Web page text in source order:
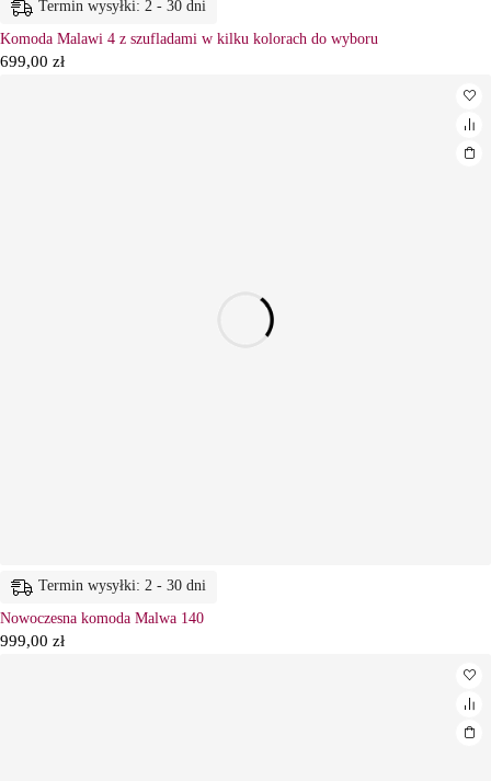
Termin wysyłki: 2 - 30 dni
Komoda Malawi 4 z szufladami w kilku kolorach do wyboru
699,00 zł
Termin wysyłki: 2 - 30 dni
Nowoczesna komoda Malwa 140
999,00 zł